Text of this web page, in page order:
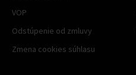
VOP
Odstúpenie od zmluvy
Zmena cookies súhlasu